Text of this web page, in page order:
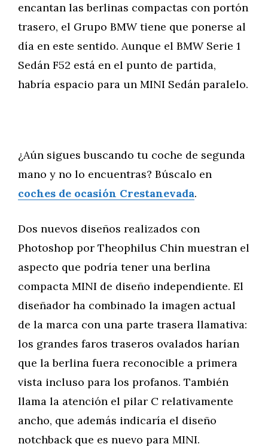
encantan las berlinas compactas con portón
trasero, el Grupo BMW tiene que ponerse al
día en este sentido. Aunque el BMW Serie 1
Sedán F52 está en el punto de partida,
habría espacio para un MINI Sedán paralelo.
¿Aún sigues buscando tu coche de segunda
mano y no lo encuentras? Búscalo en
coches de ocasión Crestanevada.
Dos nuevos diseños realizados con
Photoshop por Theophilus Chin muestran el
aspecto que podría tener una berlina
compacta MINI de diseño independiente. El
diseñador ha combinado la imagen actual
de la marca con una parte trasera llamativa:
los grandes faros traseros ovalados harían
que la berlina fuera reconocible a primera
vista incluso para los profanos. También
llama la atención el pilar C relativamente
ancho, que además indicaría el diseño
notchback que es nuevo para MINI.